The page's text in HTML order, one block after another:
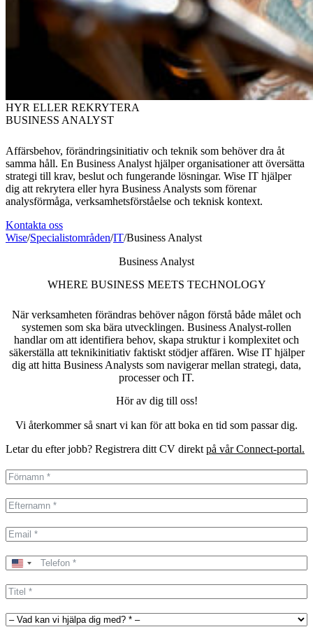
HYR ELLER REKRYTERA
BUSINESS ANALYST
Affärsbehov, förändringsinitiativ och teknik som behöver dra åt
samma håll. En Business Analyst hjälper organisationer att översätta
strategi till krav, beslut och fungerande lösningar. Wise IT hjälper
dig att rekrytera eller hyra Business Analysts som förenar
analysförmåga, verksamhetsförståelse och teknisk kontext.
Kontakta oss
Wise/Specialistområden/IT/Business Analyst
Business Analyst
WHERE BUSINESS MEETS TECHNOLOGY
När verksamheten förändras behöver någon förstå både målet och
systemen som ska bära utvecklingen. Business Analyst-rollen
handlar om att identifiera behov, skapa struktur i komplexitet och
säkerställa att teknikinitiativ faktiskt stödjer affären. Wise IT hjälper
dig att hitta Business Analysts som navigerar mellan strategi, data,
processer och IT.
Hör av dig till oss!
Vi återkommer så snart vi kan för att boka en tid som passar dig.
Letar du efter jobb? Registrera ditt CV direkt på vår Connect-portal.
United
+1